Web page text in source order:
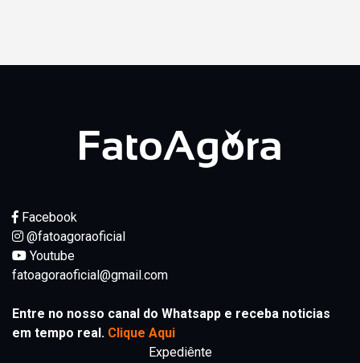
Facebook
@fatoagoraoficial
Youtube
fatoagoraoficial@gmail.com
Entre no nosso canal do Whatsapp e receba noticias
em tempo real. Clique Aqui
Expediênte